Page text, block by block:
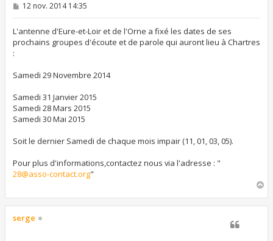
M
s
a
g
12 nov. 2014 14:35
L'antenne d'Eure-et-Loir et de l'Orne a fixé les dates de ses
prochains groupes d'écoute et de parole qui auront lieu à Chartres
:
Samedi 29 Novembre 2014
Samedi 31 Janvier 2015
Samedi 28 Mars 2015
Samedi 30 Mai 2015
Soit le dernier Samedi de chaque mois impair (11, 01, 03, 05).
Pour plus d'informations,contactez nous via l'adresse : "
28@asso-contact.org"
u
serge